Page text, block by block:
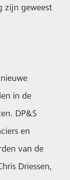
zijn geweest
in de
DP&S
en
van de
Driessen,